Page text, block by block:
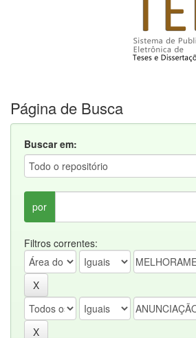
Página de Busca
Buscar em:
por
Filtros correntes: